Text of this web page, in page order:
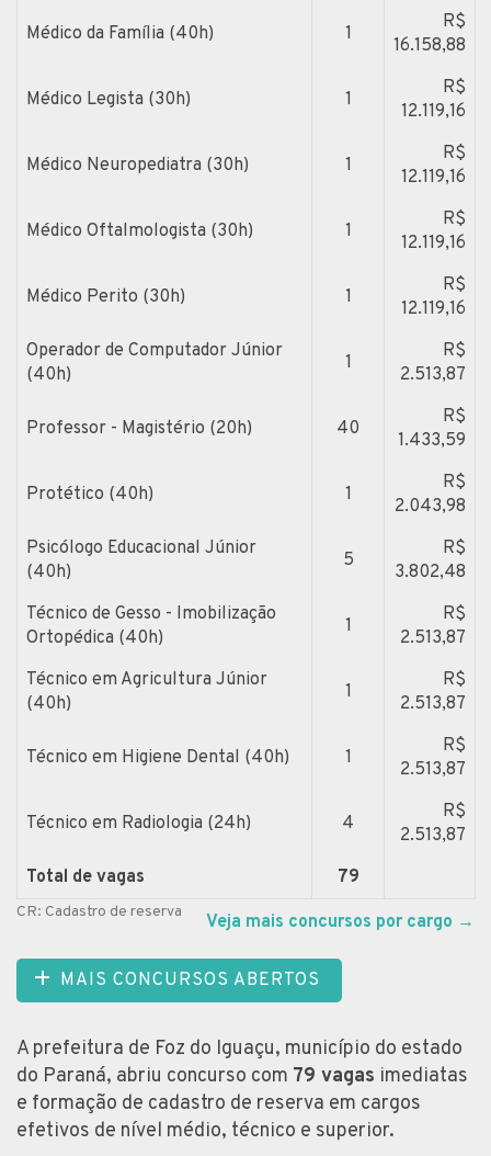
Médico da Família (40h) 1
R$
16.158,88
Médico Legista (30h) 1
R$
12.119,16
Médico Neuropediatra (30h) 1
R$
12.119,16
Médico Oftalmologista (30h) 1
R$
12.119,16
Médico Perito (30h) 1
R$
12.119,16
Operador de Computador Júnior
(40h)
1
R$
2.513,87
Professor - Magistério (20h) 40
R$
1.433,59
Protético (40h) 1
R$
2.043,98
Psicólogo Educacional Júnior
(40h)
5
R$
3.802,48
Técnico de Gesso - Imobilização
Ortopédica (40h)
1
R$
2.513,87
Técnico em Agricultura Júnior
(40h)
1
R$
2.513,87
Técnico em Higiene Dental (40h) 1
R$
2.513,87
Técnico em Radiologia (24h) 4
R$
2.513,87
Total de vagas
79
CR: Cadastro de reserva Veja mais concursos por cargo →
MAIS CONCURSOS ABERTOS
A prefeitura de Foz do Iguaçu, município do estado
do Paraná, abriu concurso com 79 vagas imediatas
e formação de cadastro de reserva em cargos
efetivos de nível médio, técnico e superior.